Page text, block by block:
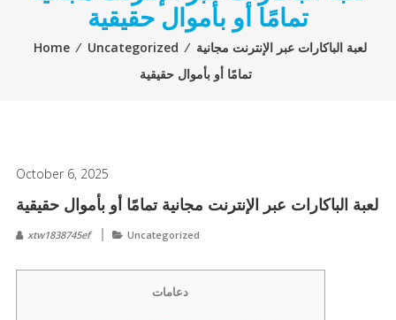
تمامًا أو بأموال حقيقية
Home ⁄ Uncategorized ⁄ لعبة الباكارات عبر الإنترنت مجانية
تمامًا أو بأموال حقيقية
October 6, 2025
لعبة الباكارات عبر الإنترنت مجانية تمامًا أو بأموال حقيقية
xtw1838745ef Uncategorized
دعامات